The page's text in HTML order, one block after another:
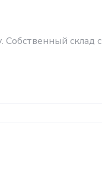
Собственный склад с